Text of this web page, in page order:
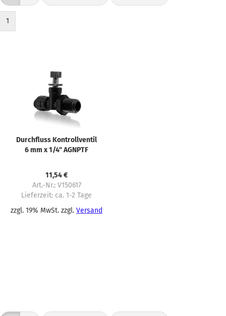
1
Durchfluss Kontrollventil
6 mm x 1/4" AGNPTF
11,54 €
Art.-Nr.: V150617
Lieferzeit: ca. 1-2 Tage
zzgl. 19% MwSt. zzgl. Versand